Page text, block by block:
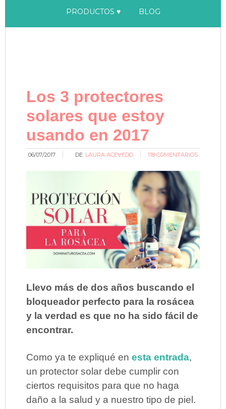
PRODUCTOS ♥ BLOG
Los 3 protectores
solares que estoy
usando en 2017
06/07/2017 DE: LAURA ACEVEDO 118 COMENTARIOS
Llevo más de dos años buscando el
bloqueador perfecto para la rosácea
y la verdad es que no ha sido fácil de
encontrar.
Como ya te expliqué enesta entrada,
un protector solar debe cumplir con
ciertos requisitos para que no haga
daño a la salud y a nuestro tipo de piel.